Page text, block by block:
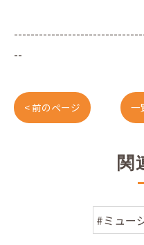
--
< 前のページ 一
関
#ミュー